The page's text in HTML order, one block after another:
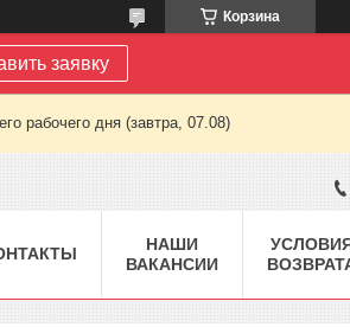
Корзина
заявку
рабочего дня (завтра, 07.08)
НАШИ
ВАКАНСИИ